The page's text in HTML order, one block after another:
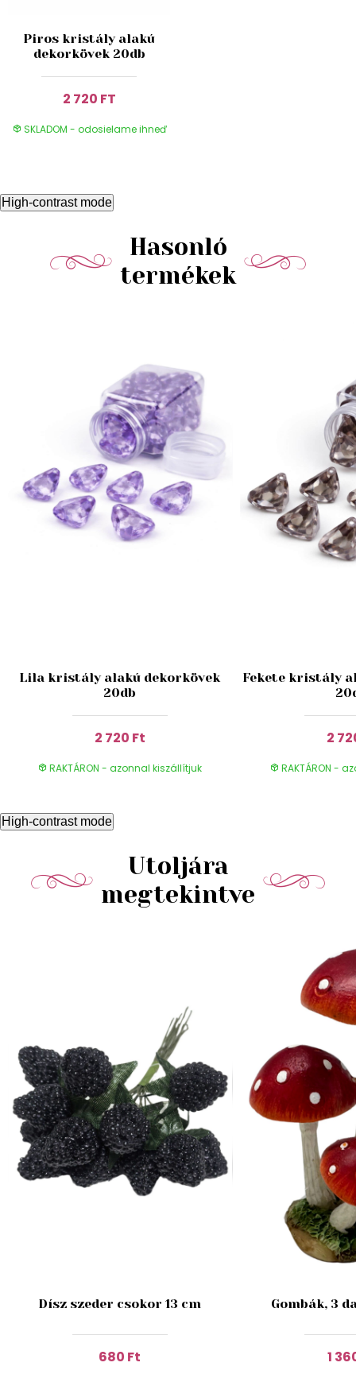
Piros kristály alakú
dekorkövek 20db
2 720 FT
SKLADOM - odosielame ihneď
High-contrast mode
Hasonló
termékek
Lila kristály alakú dekorkövek
20db
2 720 Ft
RAKTÁRON - azonnal kiszállítjuk
Fekete kristály
2
RAKTÁRON -
High-contrast mode
Utoljára
megtekintve
Dísz szeder csokor 13 cm
680 Ft
Gombák, 3
1